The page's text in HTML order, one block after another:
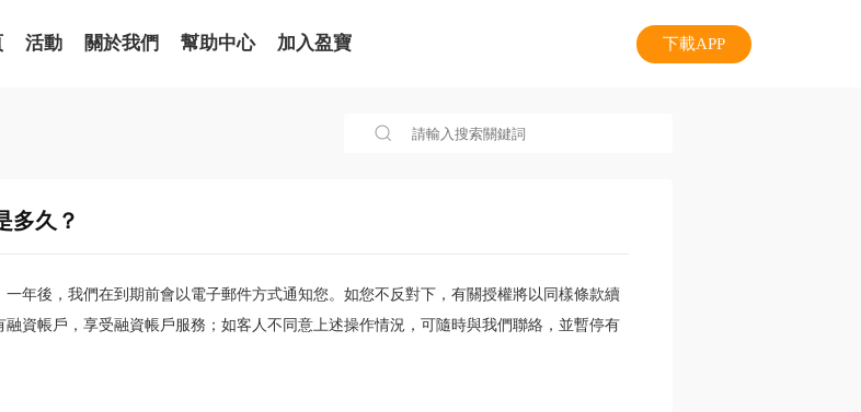
活動 關於我們 幫助中心 加入盈寶 下載APP
多久？
年後，我們在到期前會以電子郵件方式通知您。如您不反對下，有關授權將以同樣條款續
融資帳戶，享受融資帳戶服務；如客人不同意上述操作情況，可隨時與我們聯絡，並暫停有